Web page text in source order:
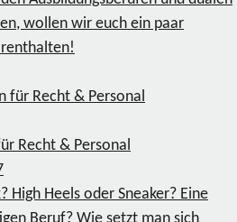
wollen wir euch ein paar
Recht & Personal
High Heels oder Sneaker? Eine